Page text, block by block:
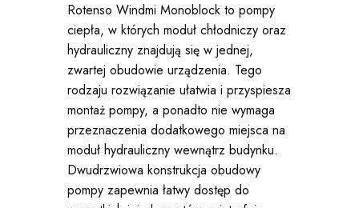
Rotenso Windmi Monoblock to pompy
ciepła, w których moduł chłodniczy oraz
hydrauliczny znajdują się w jednej,
zwartej obudowie urządzenia. Tego
rodzaju rozwiązanie ułatwia i przyspiesza
montaż pompy, a ponadto nie wymaga
przeznaczenia dodatkowego miejsca na
moduł hydrauliczny wewnątrz budynku.
Dwudrzwiowa konstrukcja obudowy
pompy zapewnia łatwy dostęp do